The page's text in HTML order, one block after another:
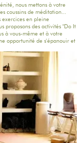
nous mettons à votre
coussins de méditation...
exercices en pleine
proposons des activités "Do It
à vous-même et à votre
opportunité de s'épanouir et